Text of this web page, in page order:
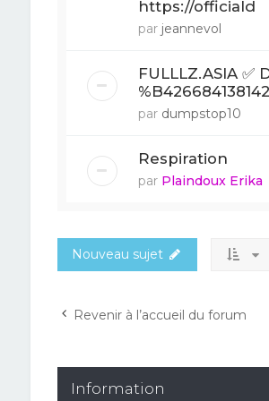
https://officiald
par jeannevol
FULLLZ.ASIA ✅
par dumpstop10
Respiration
par Plaindoux Erika
Nouveau sujet
Revenir à l’accueil du forum
Information